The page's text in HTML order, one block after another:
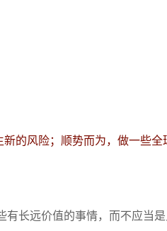
新的风险；顺势而为，做一些
长远价值的事情，而不应当是